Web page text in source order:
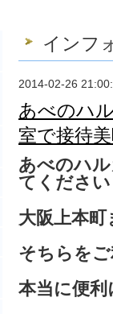
インフ
2014-02-26
あべのハ
室で接待
あべのハ
てくださ
大阪上本
そちらを
本当に便